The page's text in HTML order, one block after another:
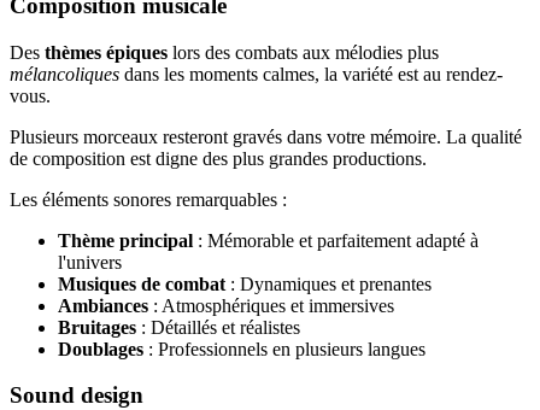
Composition musicale
Des thèmes épiques lors des combats aux mélodies plus
mélancoliques dans les moments calmes, la variété est au rendez-
vous.
Plusieurs morceaux resteront gravés dans votre mémoire. La qualité
de composition est digne des plus grandes productions.
Les éléments sonores remarquables :
Thème principal : Mémorable et parfaitement adapté à
l'univers
Musiques de combat : Dynamiques et prenantes
Ambiances : Atmosphériques et immersives
Bruitages : Détaillés et réalistes
Doublages : Professionnels en plusieurs langues
Sound design